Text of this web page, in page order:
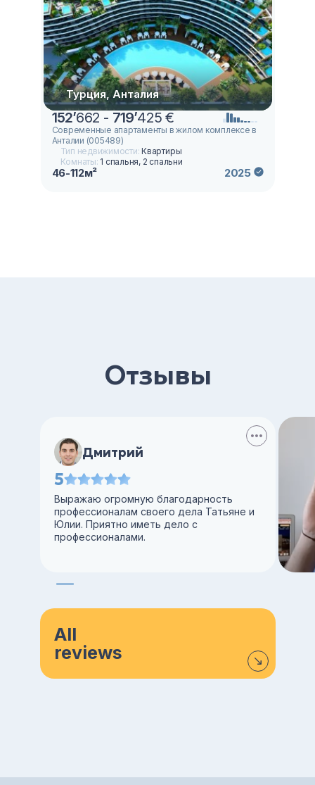
Турция, Анталия
152’662 - 719’425 €
Современные апартаменты в жилом комплексе в
Анталии (005489)
Тип недвижимости:Квартиры
Комнаты: 1 спальня, 2 спальни
46-112м² 2025
Отзывы
Дмитрий
5
Выражаю огромную благодарность
профессионалам своего дела Татьяне и
Юлии. Приятно иметь дело с
профессионалами.
All
reviews